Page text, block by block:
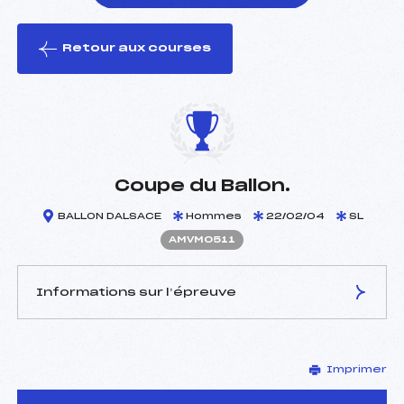
le ski
Retour aux courses
Coupe du Ballon.
BALLON DALSACE Hommes 22/02/04 SL
AMVM0511
Informations sur l’épreuve
MANIGOLD GERARD (MV)
Arbitre :
KESSLER CHARLES (MV)
Imprimer